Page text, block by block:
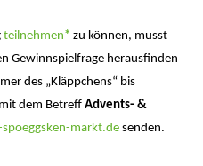
teilnehmen* zu können, musst
Gewinnspielfrage herausfinden
des „Kläppchens“ bis
dem BetreffAdvents- &
markt.de senden.